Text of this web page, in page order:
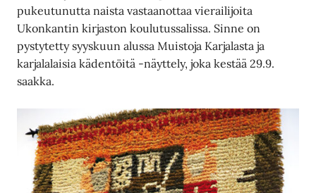
pukeutunutta naista vastaanottaa vierailijoita
Ukonkantin kirjaston koulutussalissa. Sinne on
pystytetty syyskuun alussa Muistoja Karjalasta ja
karjalalaisia kädentöitä -näyttely, joka kestää 29.9.
saakka.